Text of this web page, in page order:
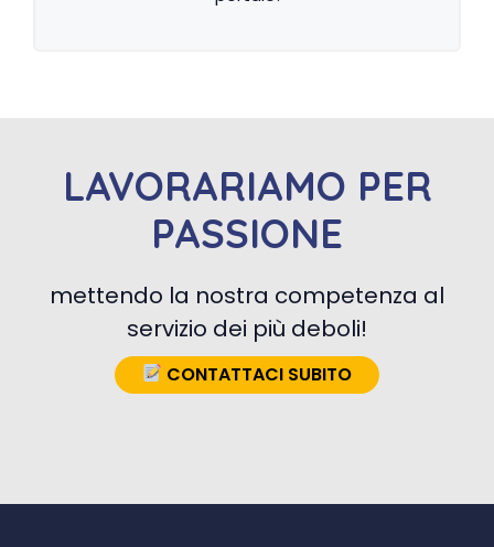
LAVORARIAMO PER
PASSIONE
mettendo la nostra competenza al
servizio dei più deboli!
CONTATTACI SUBITO